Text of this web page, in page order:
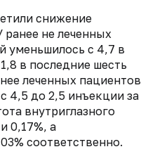
снижение
не леченных
уменьшилось с 4,7 в
в последние шесть
леченных пациентов
4,5 до 2,5 инъекции за
внутриглазного
0,17%, а
соответственно.